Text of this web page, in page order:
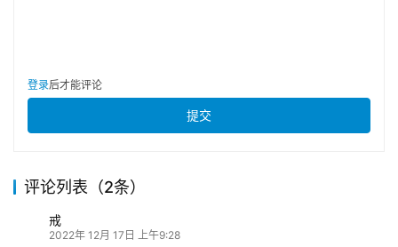
登录后才能评论
提交
评论列表（2条）
戒
2022年 12月 17日 上午9:28